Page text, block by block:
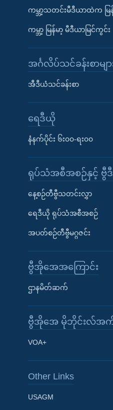
Learning English
ကမ္ဘာ့သတင်းမီဒီယာထဲက မြ
ကမ္ဘာ့ မြန်မာ့ မီဒီယာမြင်ကွင်
အင်္ဂလိပ်သင်ခန်းစာမျာ
အီဒီယံသင်ခန်းစာ
ရေဒီယို
နံနက်ပိုင်း ၆း၀၀-ရး၀၀
ရုပ်သံအစီအစဉ်နှင့် ဗွီဒီ
နေ့စဉ်တီဗွီသတင်းလွှာ
ရေဒီယို ရုပ်သံအစီအစဉ်
အပတ်စဉ်တီဗွီမဂ္ဂဇင်း
ဗွီအိုအေအကြောင်း
ဌာနမိတ်ဆက်
ဗွီအိုအေ မိုဘိုင်းလ်အက်
VOA+
Other Links
USAGM